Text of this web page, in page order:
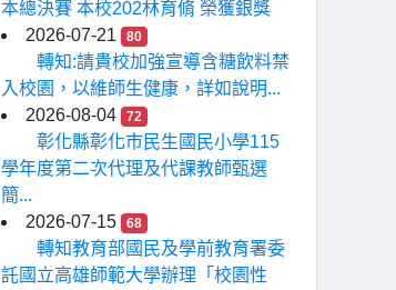
本總決賽 本校202林育脩 榮獲銀獎
2026-07-21
80
轉知:請貴校加強宣導含糖飲料禁
入校園，以維師生健康，詳如說明...
2026-08-04
72
彰化縣彰化市民生國民小學115
學年度第二次代理及代課教師甄選
簡...
2026-07-15
68
轉知教育部國民及學前教育署委
託國立高雄師範大學辦理「校園性